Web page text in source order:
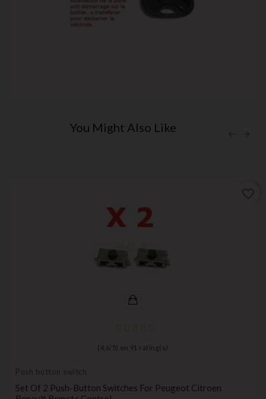
You Might Also Like
( 4,6/ 5) on 91 rating(s)
Push button switch
Set Of 2 Push-Button Switches For Peugeot Citroen